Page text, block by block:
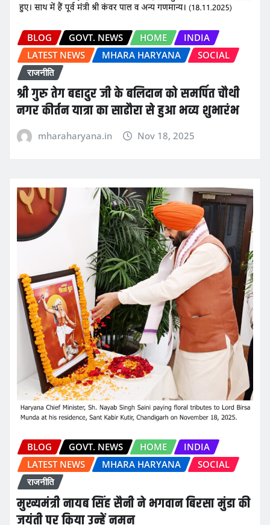
BLOG GOVT. NEWS HOME
INDIA
LATEST NEWS
MHARA HARYANA
SOCIAL
राजनीति
श्री गुरु तेग बहादुर जी के बलिदान को समर्पित चौथी
नगर कीर्तन यात्रा का साढौरा से हुआ भव्य शुभारंभ
mharaharyana.in Nov 18, 2025
BLOG GOVT. NEWS HOME
INDIA
LATEST NEWS
MHARA HARYANA
SOCIAL
राजनीति
मुख्यमंत्री नायब सिंह सैनी ने भगवान बिरसा मुंडा की
जयंती पर किया उन्हें नमन